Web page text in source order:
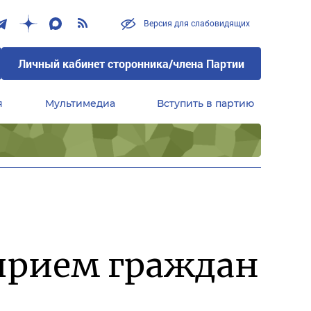
Версия для слабовидящих
Личный кабинет сторонника/члена Партии
Мультимедиа Вступить в партию
граждан